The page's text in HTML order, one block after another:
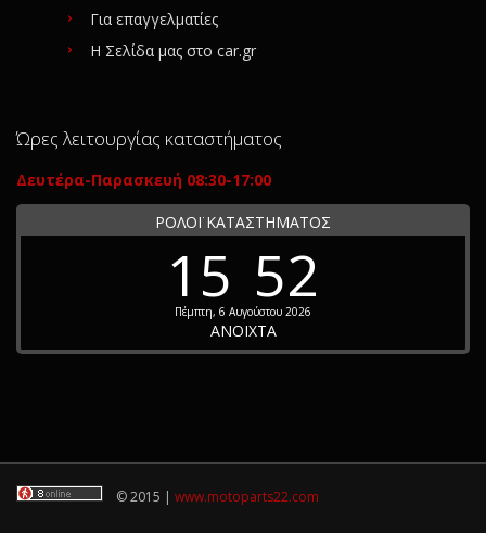
Για επαγγελματίες
Η Σελίδα μας στο car.gr
Ώρες λειτουργίας καταστήματος
Δευτέρα-Παρασκευή 08:30-17:00
ΡΟΛΟΪ ΚΑΤΑΣΤΗΜΑΤΟΣ
15 52
Πέμπτη, 6 Αυγούστου 2026
ΑΝΟΙΧΤΑ
© 2015 | www.motoparts22.com